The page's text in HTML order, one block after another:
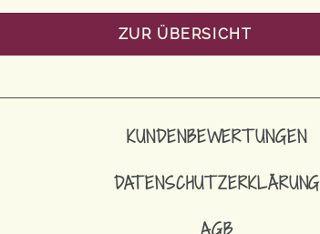
ZUR ÜBERSICHT
KUNDENBEWERTUNGEN
DATENSCHUTZERKLÄRUNG
AGB